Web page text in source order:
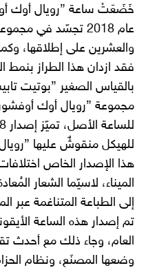
خَضَعَتْ ساعة ”رويال أوك
عام 2018 تجسّد في
والعشرين على إطلاقها،
فقد ازدان هذا الطراز بنمط
بالقياس الصغير ”بوتيت
مجموعة ”رويال أوك
للهيكل منقوشٌ عليها
هذا الإصدار الخاص
إلى الطباعة المتناغمة عبر
تم إصدار هذه الساعة
العام، وجاء ذلك مع أحدث
وضعها المصنَع، ونظام